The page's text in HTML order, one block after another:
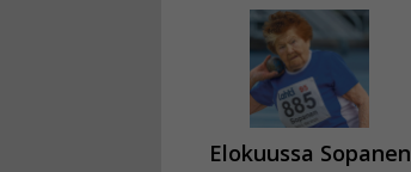
Elokuussa Sopanen